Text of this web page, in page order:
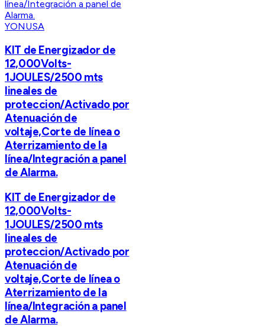
YONUSA
KIT de Energizador de
12,000Volts-
1JOULES/2500 mts
lineales de
proteccion/Activado por
Atenuación de
voltaje,Corte de línea o
Aterrizamiento de la
línea/Integración a panel
de Alarma.
KIT de Energizador de
12,000Volts-
1JOULES/2500 mts
lineales de
proteccion/Activado por
Atenuación de
voltaje,Corte de línea o
Aterrizamiento de la
línea/Integración a panel
de Alarma.